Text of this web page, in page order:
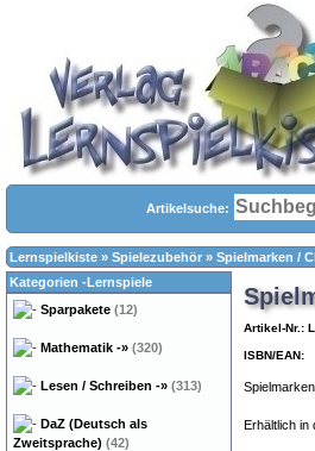
Artikelsuche:
Lernspielkiste » Spielezubehör » Spielmarken /
Artikel-Nr.:
ISBN/EAN:
Erhältlich
Kategorien -Lernspiele
Sparpakete (12)
Mathematik -» (320)
Lesen / Schreiben -» (313)
DaZ (Deutsch als
Zweitsprache) (42)